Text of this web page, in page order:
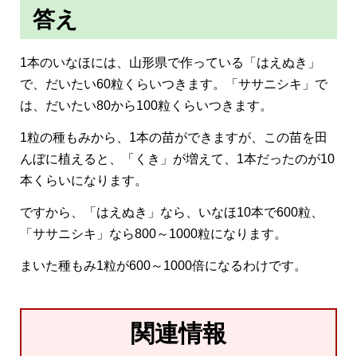
答え
1本のいなほには、山形県で作っている「はえぬき」
で、だいたい60粒くらいつきます。「ササニシキ」で
は、だいたい80から100粒くらいつきます。
1粒の種もみから、1本の苗ができますが、この苗を田
んぼに植えると、「くき」が増えて、1本だったのが10
本くらいになります。
ですから、「はえぬき」なら、いなほ10本で600粒、
「ササニシキ」なら800～1000粒になります。
まいた種もみ1粒が600～1000倍になるわけです。
関連情報